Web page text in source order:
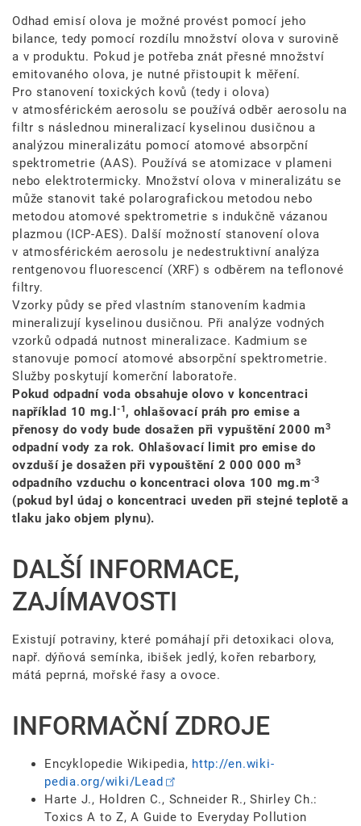
Odhad emisí olova je možné provést pomocí jeho
bilance, tedy pomocí rozdílu množství olova v surovině
a v produktu. Pokud je potřeba znát přesné množství
emitovaného olova, je nutné přistoupit k měření.
Pro stanovení toxických kovů (tedy i olova)
v atmosférickém aerosolu se používá odběr aerosolu na
filtr s následnou mineralizací kyselinou dusičnou a
analýzou mineralizátu pomocí atomové absorpční
spektrometrie (AAS). Používá se atomizace v plameni
nebo elektrotermicky. Množství olova v mineralizátu se
může stanovit také polarografickou metodou nebo
metodou atomové spektrometrie s indukčně vázanou
plazmou (ICP-AES). Další možností stanovení olova
v atmosférickém aerosolu je nedestruktivní analýza
rentgenovou fluorescencí (XRF) s odběrem na teflonové
filtry.
Vzorky půdy se před vlastním stanovením kadmia
mineralizují kyselinou dusičnou. Při analýze vodných
vzorků odpadá nutnost mineralizace. Kadmium se
stanovuje pomocí atomové absorpční spektrometrie.
Služby poskytují komerční laboratoře.
Pokud odpadní voda obsahuje olovo v koncentraci
například 10 mg.l -1, ohlašovací práh pro emise a
přenosy do vody bude dosažen při vypuštění2000 m3
odpadní vody za rok. Ohlašovací limit pro emise do
ovzduší je dosažen při vypouštění2 000 000 m3
odpadního vzduchu o koncentraci olova 100 mg.m-3
(pokud byl údaj o koncentraci uveden při stejné teplotě a
tlaku jako objem plynu).
DALŠÍ INFORMACE,
ZAJÍMAVOSTI
Existují potraviny, které pomáhají při detoxikaci olova,
např. dýňová semínka, ibišek jedlý, kořen rebarbory,
mátá peprná, mořské řasy a ovoce.
INFORMAČNÍ ZDROJE
Encyklopedie Wikipedia, http://en.wiki­
pedia.org/wiki­/Lead
Harte J., Holdren C., Schneider R., Shirley Ch.:
Toxics A to Z, A Guide to Everyday Pollution